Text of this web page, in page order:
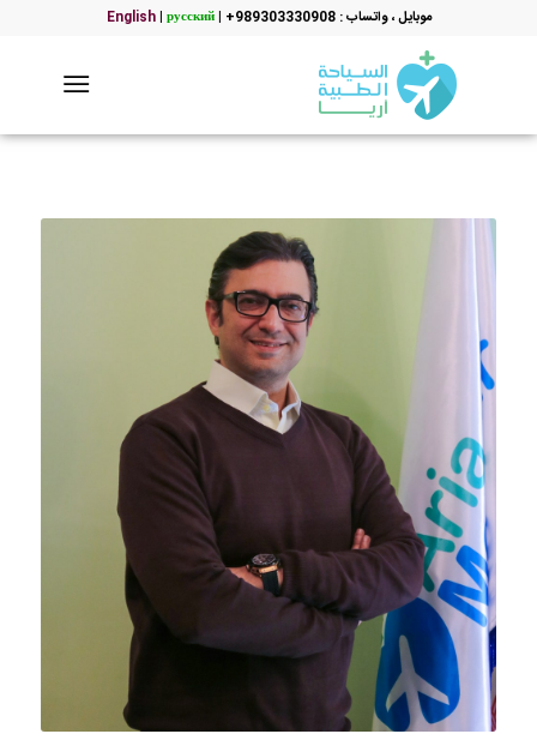
موبایل ، واتساب : 989303330908+ |
English| русский